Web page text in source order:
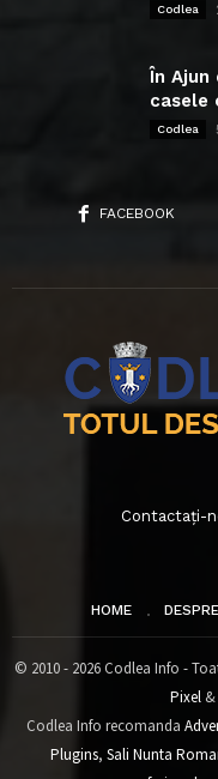
Codlea
În
casele
Codlea
FACEBOOK
Contactați-
HOME
© 2010 - 2026 Codlea Info -
Pixel&
Codlea Info recomanda
Plugins, Sali Nunta